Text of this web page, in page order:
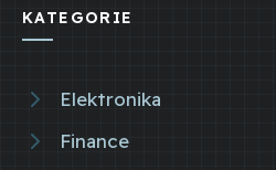
KATEGORIE
Elektronika
Finance